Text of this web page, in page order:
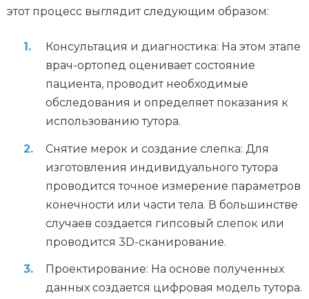
этот процесс выглядит следующим образом:
Консультация и диагностика: На этом этапе
врач-ортопед оценивает состояние
пациента, проводит необходимые
обследования и определяет показания к
использованию тутора.
Снятие мерок и создание слепка: Для
изготовления индивидуального тутора
проводится точное измерение параметров
конечности или части тела. В большинстве
случаев создается гипсовый слепок или
проводится 3D-сканирование.
Проектирование: На основе полученных
данных создается цифровая модель тутора.